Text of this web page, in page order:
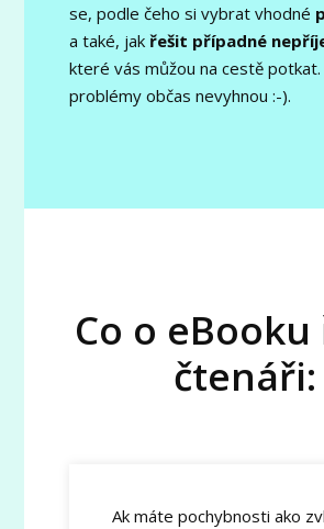
se, podle čeho si vybrat vhodné
a také, jak řešit případné
které vás můžou na cestě potkat.
problémy občas nevyhnou :-).
Co o
čtenáři:
Ak máte pochybnosti ako